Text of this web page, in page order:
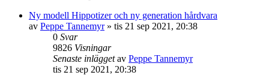
Ny modell Hippotizer och ny generation hårdvara
av Peppe Tannemyr» tis 21 sep 2021, 20:38
0 Svar
9826 Visningar
Senaste inläggetav Peppe Tannemyr
tis 21 sep 2021, 20:38